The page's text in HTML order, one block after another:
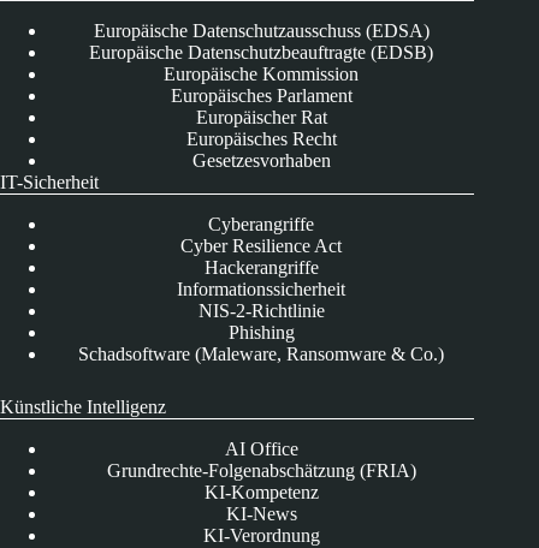
Europäische Datenschutzausschuss (EDSA)
Europäische Datenschutzbeauftragte (EDSB)
Europäische Kommission
Europäisches Parlament
Europäischer Rat
Europäisches Recht
Gesetzesvorhaben
IT-Sicherheit
Cyberangriffe
Cyber Resilience Act
Hackerangriffe
Informationssicherheit
NIS-2-Richtlinie
Phishing
Schadsoftware (Maleware, Ransomware & Co.)
Künstliche Intelligenz
AI Office
Grundrechte-Folgenabschätzung (FRIA)
KI-Kompetenz
KI-News
KI-Verordnung